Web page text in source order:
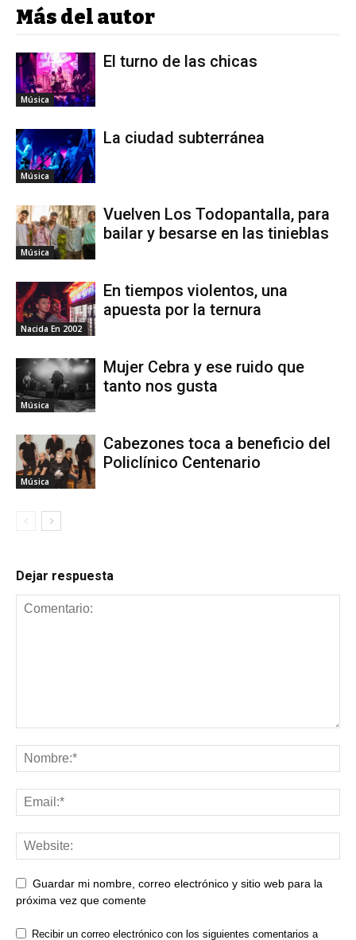
Más del autor
Música
El turno de las chicas
Música
La ciudad subterránea
Música
Vuelven Los Todopantalla, para
bailar y besarse en las tinieblas
Nacida En 2002
En tiempos violentos, una
apuesta por la ternura
Música
Mujer Cebra y ese ruido que
tanto nos gusta
Música
Cabezones toca a beneficio del
Policlínico Centenario
Dejar respuesta
Guardar mi nombre, correo electrónico y sitio web para la
próxima vez que comente
Recibir un correo electrónico con los siguientes comentarios a